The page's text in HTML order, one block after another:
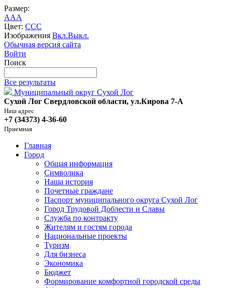
Размер:
AAA
Цвет: CCC
Изображения Вкл.Выкл.
Обычная версия сайта
Войти
Поиск
Все результаты
Муниципальный округ Сухой Лог
Сухой Лог Свердловской области, ул.Кирова 7-А
Наш адрес
+7 (34373) 4-36-60
Приемная
Главная
Город
Общая информация
Символика
Наша история
Почетные граждане
Паспорт муниципального округа Сухой Лог
Город Трудовой Доблести и Славы
Служба по контракту
Жителям и гостям города
Национальные проекты
Туризм
Для бизнеса
Экономика
Бюджет
Формирование комфортной городской среды